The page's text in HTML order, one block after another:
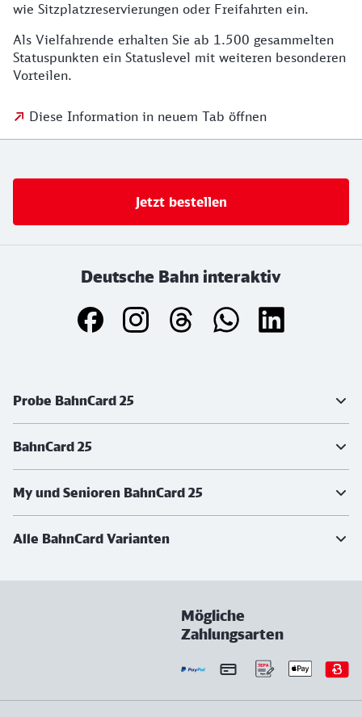
wie Sitzplatzreservierungen oder Freifahrten ein.
Als Vielfahrende erhalten Sie ab 1.500 gesammelten
Statuspunkten ein Statuslevel mit weiteren besonderen
Vorteilen.
Diese Information in neuem Tab öffnen
Jetzt bestellen
Deutsche Bahn interaktiv
Probe BahnCard 25
BahnCard 25
My und Senioren BahnCard 25
Alle BahnCard Varianten
Mögliche
Zahlungsarten